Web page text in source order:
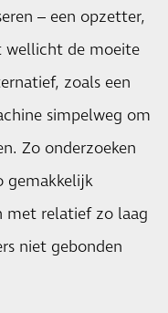
– een opzetter,
wellicht de moeite
zoals een
simpelweg om
Zo onderzoeken
gemakkelijk
met relatief zo laag
niet gebonden